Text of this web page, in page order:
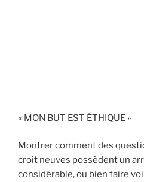
« MON BUT EST ÉTHIQUE »
Montrer comment des
croit neuves possèdent un
considérable, ou bien faire